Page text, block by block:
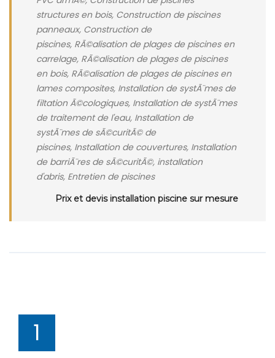
structures en bois, Construction de piscines
panneaux, Construction de
piscines, RÃ©alisation de plages de piscines en
carrelage, RÃ©alisation de plages de piscines
en bois, RÃ©alisation de plages de piscines en
lames composites, Installation de systÃ¨mes de
filtation Ã©cologiques, Installation de systÃ¨mes
de traitement de l'eau, Installation de
systÃ¨mes de sÃ©curitÃ© de
piscines, Installation de couvertures, Installation
de barriÃ¨res de sÃ©curitÃ©, installation
d'abris, Entretien de piscines
Prix et devis installation piscine sur mesure
1